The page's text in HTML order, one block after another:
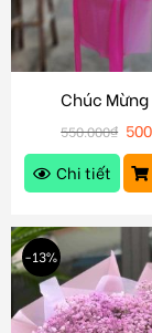
Chúc Mừng
550.000₫
Chi tiết
-13%